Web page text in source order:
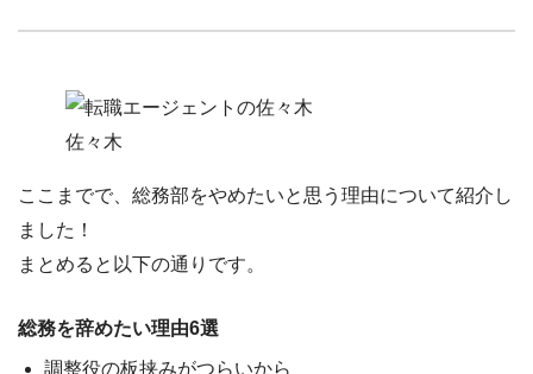
佐々木
ここまでで、総務部をやめたいと思う理由について紹介し
ました！
まとめると以下の通りです。
総務を辞めたい理由6選
調整役の板挟みがつらいから